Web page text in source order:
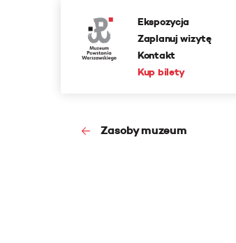
Ekspozycja
Zaplanuj wizytę
Kontakt
Kup bilety
Zasoby muzeum